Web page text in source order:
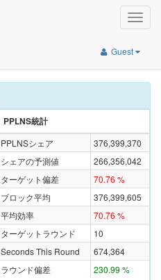
Toggle
Guest
PPLNS統計
PPLNSシェア
376,399,370
シェアの予測値
266,356,042
ターゲット偏差
70.76 %
ブロック平均
376,399,605
平均効率
70.76 %
ターゲットラウンド
10
Seconds This Round
674,364
ラウンド偏差 230.99 %